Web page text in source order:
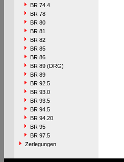
BR 74.4
BR 78
BR 80
BR 81
BR 82
BR 85
BR 86
BR 89 (DRG)
BR 89
BR 92.5
BR 93.0
BR 93.5
BR 94.5
BR 94.20
BR 95
BR 97.5
Zerlegungen